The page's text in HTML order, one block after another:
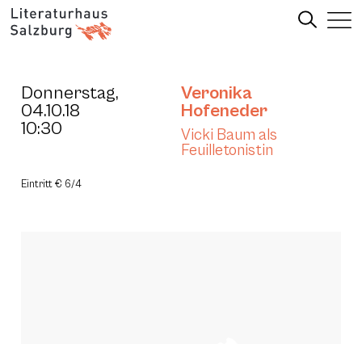
Donnerstag,
04.10.18
10:30
Veronika
Hofeneder
Vicki Baum als
Feuilletonistin
Eintritt € 6/4